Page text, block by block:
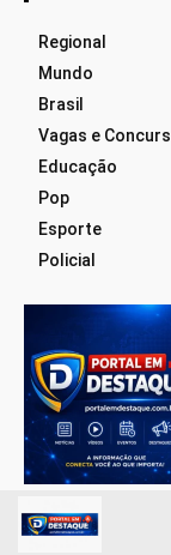
Regional
Mundo
Brasil
Vagas e
Educação
Pop
Esporte
Policial